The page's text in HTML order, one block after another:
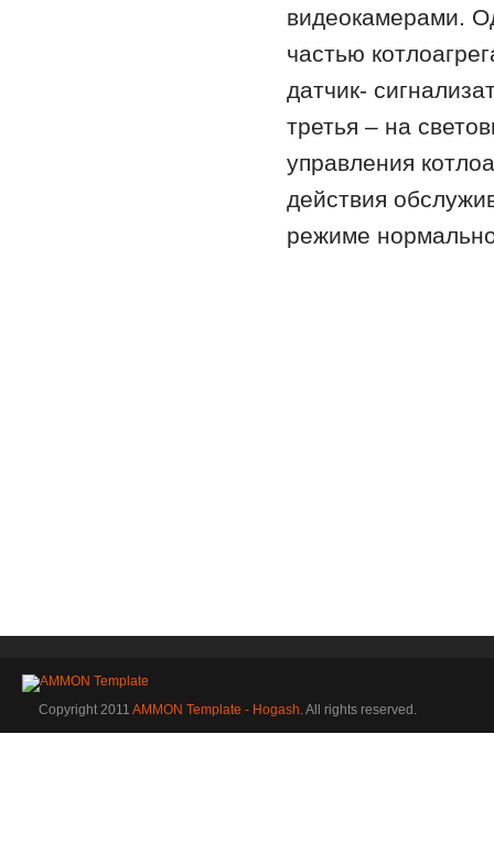
видеокамерами.
частью
датчик-
третья – на
управления
действия
режиме
Copyright 2011 AMMON Template - Hogash. All rights reserved.